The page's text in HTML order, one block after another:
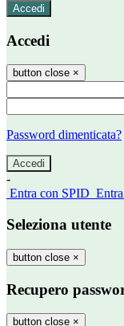
Accedi
Accedi
button close ×
Password dimenticata?
-
Entra con SPID
Seleziona utente
button close ×
Recupero
button close ×